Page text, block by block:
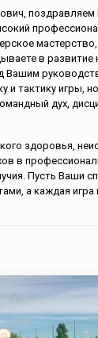
в
Вашим
и тактику игры,
дух,
здоровья,
в
Пусть Ваши
а каждая игра